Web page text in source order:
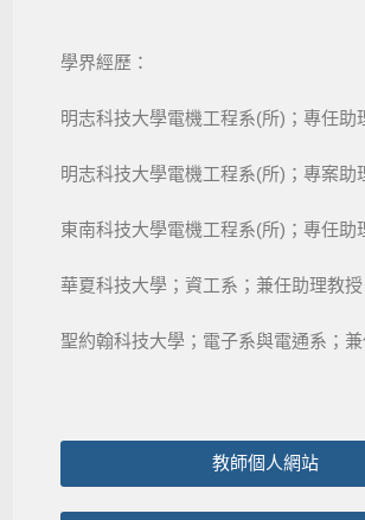
學界經歷：
明志科技大學電機工程系(所)；專任助
明志科技大學電機工程系(所)；專案助
東南科技大學電機工程系(所)；專任助
華夏科技大學；資工系；兼任助理教授
聖約翰科技大學；電子系與電通系；
教師個人網站